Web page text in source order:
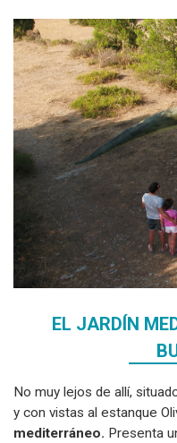
EL JARDÍN
No muy lejos de allí,
y con vistas al estanque
mediterráneo. Presenta